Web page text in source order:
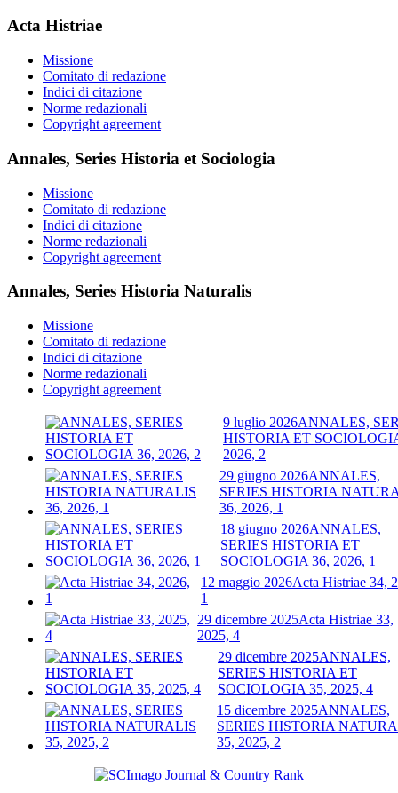
Acta Histriae
Missione
Comitato di redazione
Indici di citazione
Norme redazionali
Copyright agreement
Annales, Series Historia et Sociologia
Missione
Comitato di redazione
Indici di citazione
Norme redazionali
Copyright agreement
Annales, Series Historia Naturalis
Missione
Comitato di redazione
Indici di citazione
Norme redazionali
Copyright agreement
9 luglio 2026ANNALES,
HISTORIA ET
2026, 2
29 giugno 2026ANNALES,
SERIES HISTORIA
36, 2026, 1
18 giugno 2026ANNALES,
SERIES HISTORIA ET
SOCIOLOGIA 36, 2026, 1
12 maggio 2026Acta Histriae 34,
1
29 dicembre 2025Acta Histriae 33,
2025, 4
29 dicembre 2025ANNALES,
SERIES HISTORIA ET
SOCIOLOGIA 35, 2025, 4
15 dicembre 2025ANNALES,
SERIES HISTORIA
35, 2025, 2